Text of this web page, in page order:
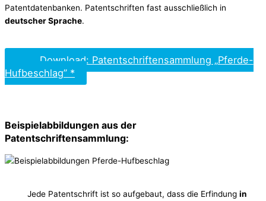
Patentdatenbanken. Patentschriften fast ausschließlich in
deutscher Sprache.
Download: Patentschriftensammlung „Pferde-
Hufbeschlag” *
Beispielabbildungen aus der
Patentschriftensammlung:
Jede Patentschrift ist so aufgebaut, dass die Erfindungin